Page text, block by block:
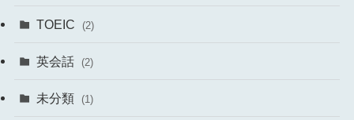
TOEIC (2)
英会話 (2)
未分類 (1)